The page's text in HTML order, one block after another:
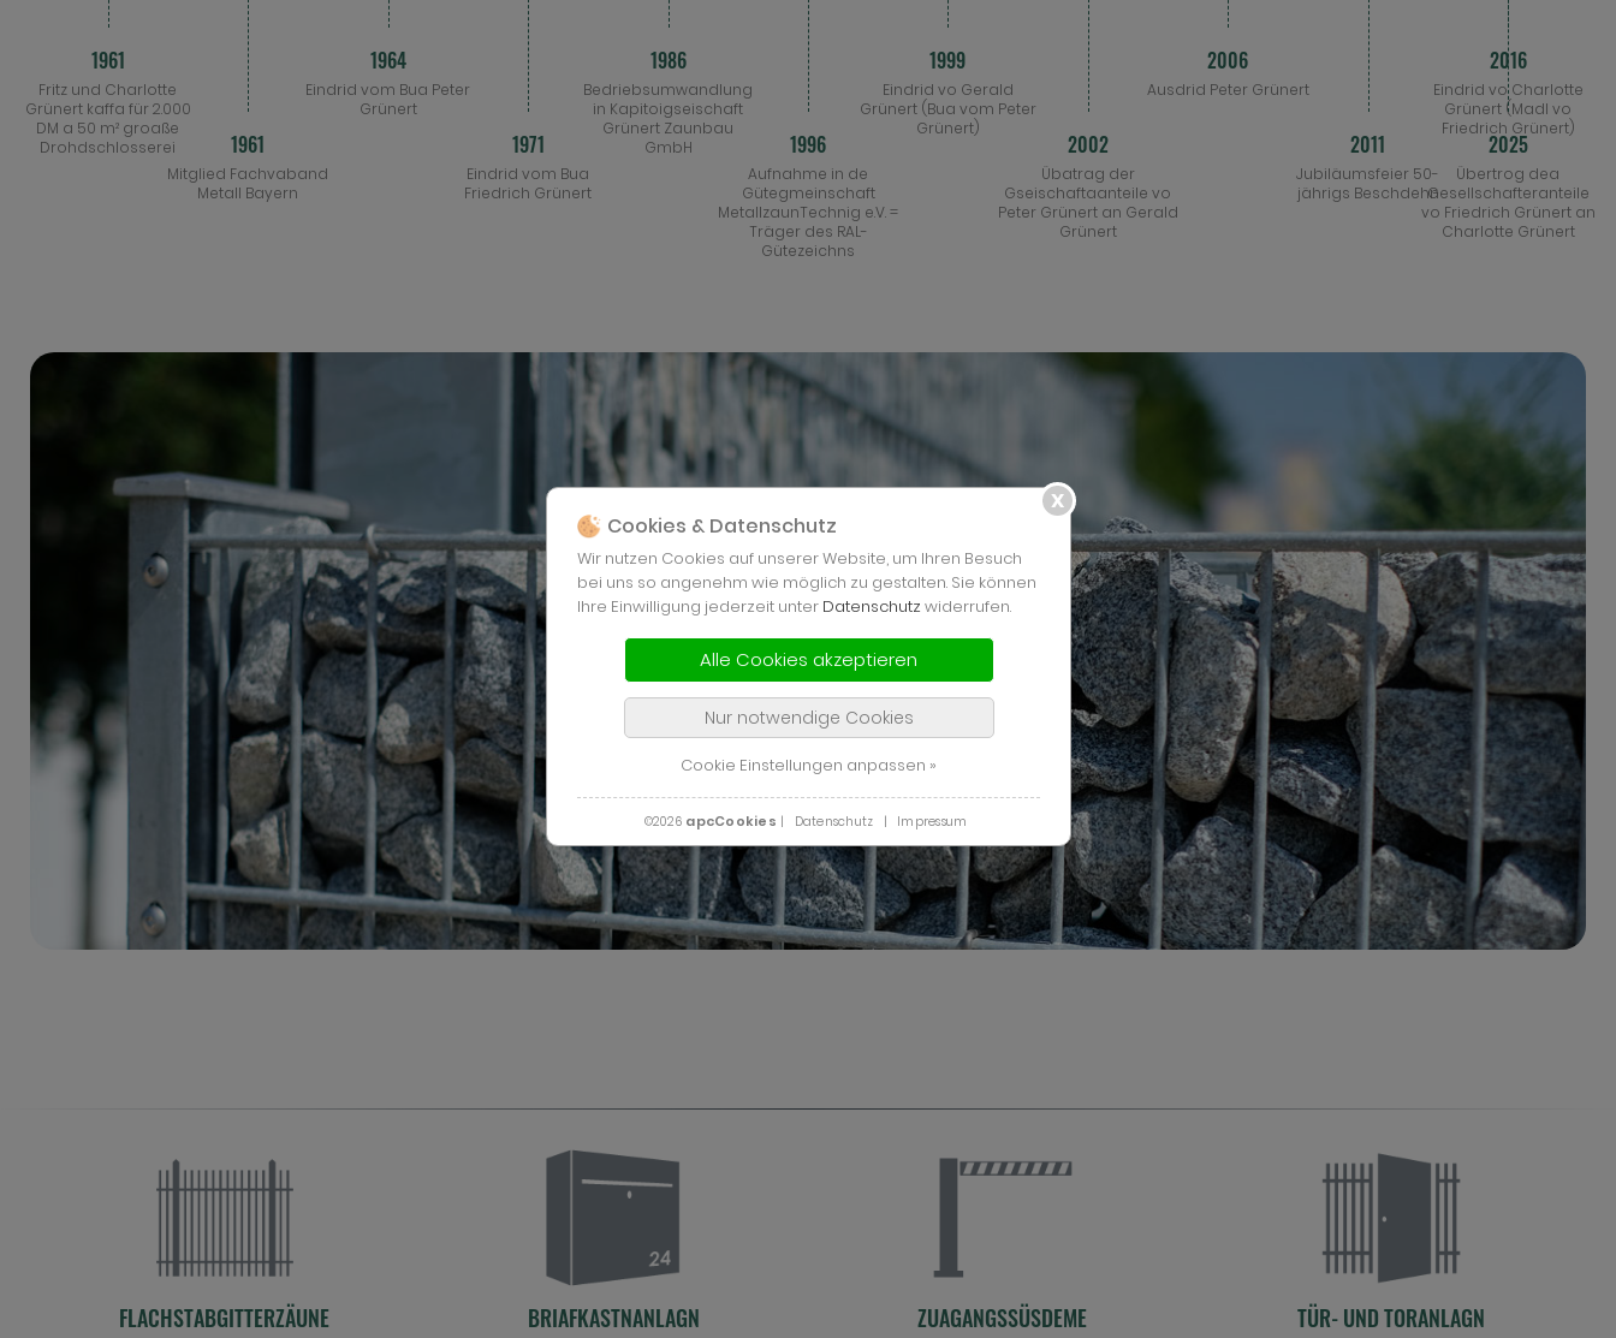
1961
Fritz und Charlotte
Grünert kaffa für 2.000
DM a 50 m² groaße
Drohdschlosserei
1961
Mitglied Fachvaband
Metall Bayern
1964
Eindrid vom Bua Peter
Grünert
1971
Eindrid vom Bua
Friedrich Grünert
1986
Bedriebsumwandlung
in Kapitoigseischaft
Grünert Zaunbau
GmbH
1996
Aufnahme in de
Gütegmeinschaft
MetallzaunTechnig e.V. =
Träger des RAL-
Gütezeichns
1999
Eindrid vo Gerald
Grünert (Bua vom Peter
Grünert)
2002
Übatrag der
Gseischaftaanteile vo
Peter Grünert an Gerald
Grünert
2006
Ausdrid Peter Grünert
2011
Jubiläumsfeier 50-
jährigs Beschdehn
2016
Eindrid vo Charlotte
Grünert (Madl vo
Friedrich Grünert)
2025
Übertrog dea
Gesellschafteranteile
vo Friedrich Grünert an
Charlotte Grünert
FLACHSTABGITTERZÄUNE BRIAFKASTNANLAGN ZUAGANGSSÜSDEME TÜR- UND TORANLAGN
Cookies & Datenschutz
Wir nutzen Cookies auf unserer Website, um Ihren Besuch
bei uns so angenehm wie möglich zu gestalten. Sie können
Ihre Einwilligung jederzeit unter Datenschutz widerrufen.
Alle Cookies akzeptieren
Nur notwendige Cookies
Cookie Einstellungen anpassen »
©2026 apcCookies | Datenschutz | Impressum